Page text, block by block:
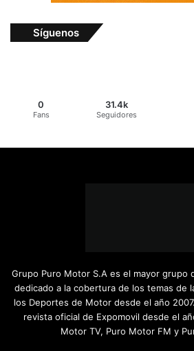
Síguenos
0
Fans
31.4k
Seguidores
Grupo Puro Motor S.A es el mayor grupo
dedicado a la cobertura de los temas de
los Deportes de Motor desde el año
revista oficial de Expomovil desde el
Motor TV, Puro Motor FM y